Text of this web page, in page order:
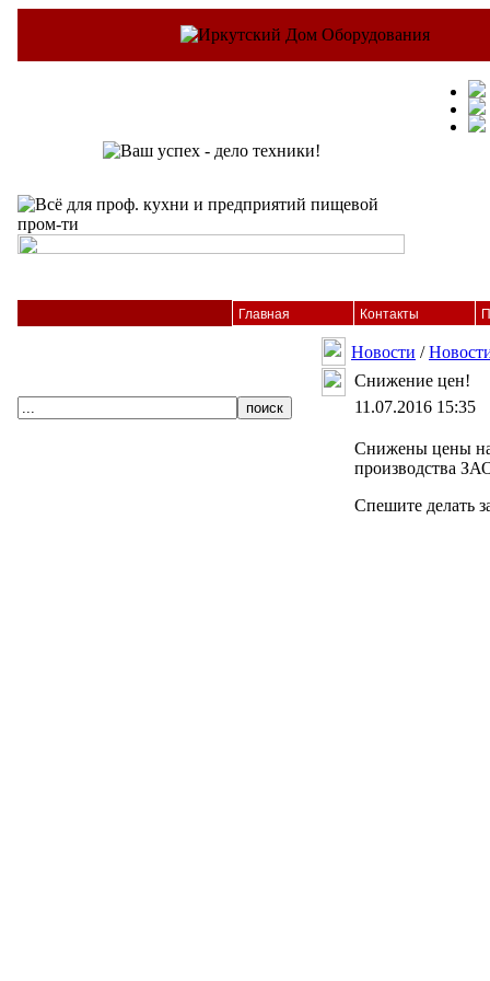
Главная Контакты
Новости /
Снижение цен!
11.07.2016 15:35
Снижены цены
производства
Спешите делать